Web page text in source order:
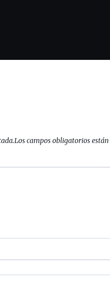
Los campos obligatorios